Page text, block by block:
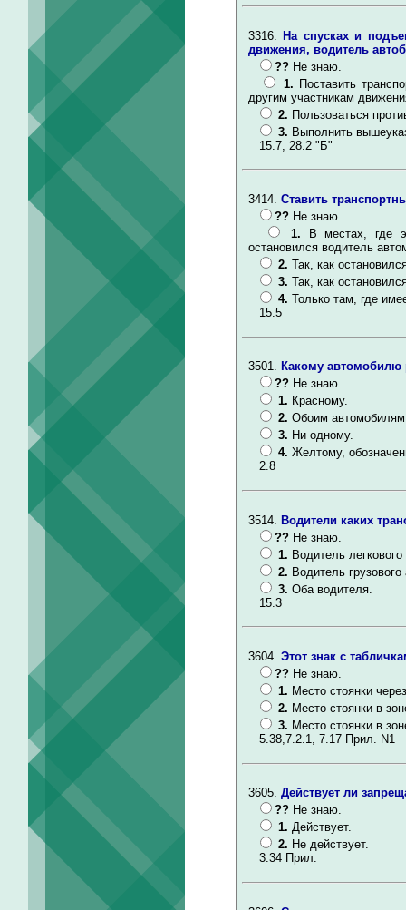
3316.
На спусках и
движения, водитель
?? Не знаю.
1. Поставить
другим участникам
2. Пользоваться
3. Выполнить
15.7, 28.2 "Б"
3414. Ставить
?? Не знаю.
1.
В местах, где
остановился водитель
2. Так, как
3. Так, как
4. Только там, где
15.5
3501. Какому автомобилю
?? Не знаю.
1. Красному.
2. Обоим
3. Ни одному.
4. Желтому,
2.8
3514.
Водители каких
?? Не знаю.
1. Водитель
2. Водитель
3. Оба водителя.
15.3
3604. Этот знак с
?? Не знаю.
1. Место стоянки
2. Место стоянки в
3. Место стоянки в
5.38,7.2.1, 7.17 Прил. N1
3605. Действует ли
?? Не знаю.
1. Действует.
2. Не действует.
3.34 Прил.